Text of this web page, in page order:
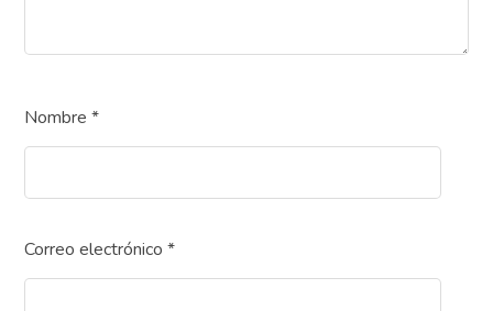
Nombre*
Correo electrónico*